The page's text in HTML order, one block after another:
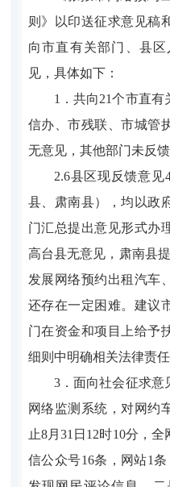
则》以印送征求意见稿
向市直有关部门、县
见，具体如下：
1．共向21个市直有
信办、市残联、市城管
无意见，其他部门未反馈
2.6县区现反馈意
县、肃南县），均以政
门汇总提出意见形式办
高台县无意见，肃南县
发展网络预约出租汽车
还存在一定困难。建议
门在资金和项目上给予
细则中明确相关法律责任
3．面向社会征求意
网络监测系统，对网约
止8月31日12时10分，
信公众号16条，网站1